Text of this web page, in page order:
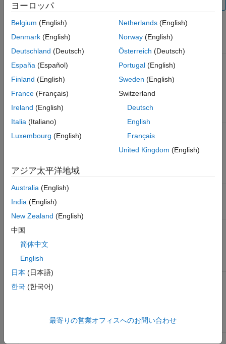
Windowsプラットフォーム上の既定のフォルダー
起動フォルダー
Windows
デスクト
ップまたは [スター
ト] メニューの
ダブルクリックする
前回の MATLAB セッションで最後に
使用した作業フォルダー、または
期作業フォルダー]設定で指定したカ
設定は、[設定] ウィンドウの
ページにあります。
ロンプトから
[初期作業フォルダー]
したフォルダーを使用するには
起動オプショ
MATLAB コマンド プ
ロンプトから
MATLAB に関連付け
られたファイル タイ
プをダブルクリック
ーラーツールで
ヨーロッパ
Belgium (English)
Denmark (English)
Deutschland (Deutsch)
España (Español)
Finland (English)
France (Français)
Ireland (English)
Italia (Italiano)
Luxembourg (English)
Netherlands(English)
Norway(English)
Österreich (Deutsch)
Portugal(English)
Sweden (English)
Switzerland
Deutsch
English
Français
United Kingdom (English)
アジア太平洋地域
Australia (English)
India (English)
New Zealand (English)
中国
简体中文
English
日本 (日本語)
한국 (한국어)
最寄りの営業オフィスへのお問い合わせ